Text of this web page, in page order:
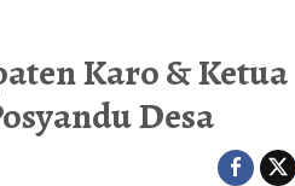
Karo & Ketua
Desa